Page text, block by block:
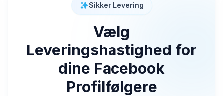
Sikker Levering
Vælg
Leveringshastighed for
dine Facebook
Profilfølgere